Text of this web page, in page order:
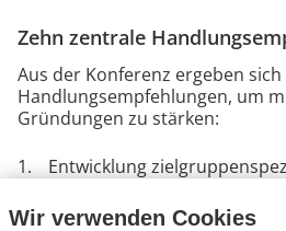
Zehn zentrale
Aus der Konferenz ergeben
Handlungsempfehlungen, um
Gründungen zu stärken:
Entwicklung
Kenntnisse, Deutschkurse
Wir verwenden Cookies